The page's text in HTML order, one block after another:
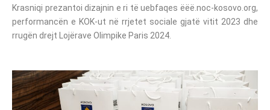
Krasniqi prezantoi dizajnin e ri të uebfaqes ëëë.noc-kosovo.org,
performancën e KOK-ut në rrjetet sociale gjatë vitit 2023 dhe
rrugën drejt Lojërave Olimpike Paris 2024.